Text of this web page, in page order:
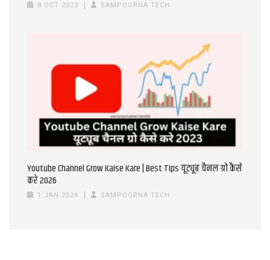
8 OCT 2023 SAMPOORNA TECH
Youtube Channel Grow Kaise Kare | Best Tips यूट्यूब चैनल ग्रो कैसे
करे 2026
1 JAN 2026 SAMPOORNA TECH